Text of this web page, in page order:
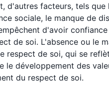
d'autres facteurs, tels que
sociale, le manque de
d'avoir confiance
de soi. L'absence ou le
respect de soi, qui se
le développement des
du respect de soi.